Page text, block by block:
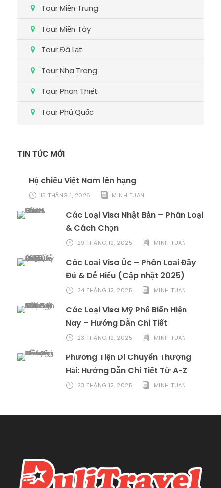
Tour Miền Trung
Tour Miền Tây
Tour Đà Lạt
Tour Nha Trang
Tour Phan Thiết
Tour Phú Quốc
TIN TỨC MỚI
Hộ chiếu Việt Nam lên hạng
15 THÁNG 1, 2026 MINH TUAN
Các Loại Visa Nhật Bản – Phân Loại
& Cách Chọn
29 THÁNG 12, 2025 MINH TUAN
Các Loại Visa Úc – Phân Loại Đầy
Đủ & Dễ Hiểu (Cập nhật 2025)
24 THÁNG 12, 2025 MINH TUAN
Các Loại Visa Mỹ Phổ Biến Hiện
Nay – Hướng Dẫn Chi Tiết
23 THÁNG 12, 2025 MINH TUAN
Phương Tiện Di Chuyển Thượng
Hải: Hướng Dẫn Chi Tiết Từ A-Z
23 THÁNG 12, 2025 MINH TUAN